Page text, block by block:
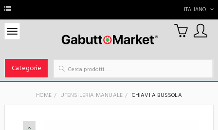
ITALIANO
Categorie
0
Carrello
HOME UTENSILERIA MANUALE CHIAVI A BUSSOLA